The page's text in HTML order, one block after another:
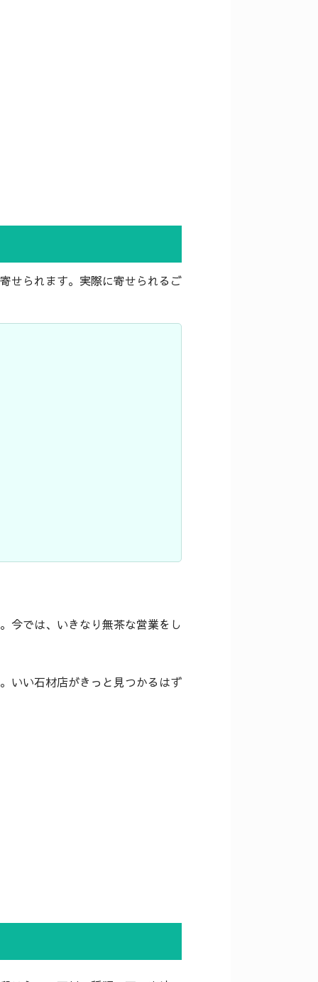
せられます。実際に寄せられるご
今では、いきなり無茶な営業をし
いい石材店がきっと見つかるはず